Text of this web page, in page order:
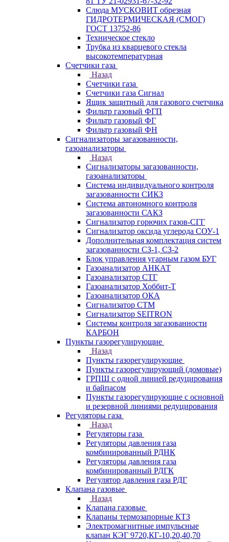
Слюда МУСКОВИТ обрезная
ГИДРОТЕРМИЧЕСКАЯ (СМОГ)
ГОСТ 13752-86
Техническое стекло
Трубка из кварцевого стекла
высокотемпературная
Счетчики газа
Назад
Счетчики газа
Счетчики газа Сигнал
Ящик защитный для газового счетчика
Фильтр газовый ФГП
Фильтр газовый ФГ
Фильтр газовый ФН
Сигнализаторы загазованности,
газоанализаторы
Назад
Сигнализаторы загазованности,
газоанализаторы
Система индивидуального контроля
загазованности СИКЗ
Система автономного контроля
загазованности САКЗ
Сигнализатор горючих газов-СГГ
Сигнализатор оксида углерода СОУ-1
Дополнительная комплектация систем
загазованности СЗ-1, СЗ-2
Блок управления угарным газом БУГ
Газоанализатор АНКАТ
Газоанализатор СТГ
Газоанализатор Хоббит-Т
Газоанализатор ОКА
Сигнализатор СТМ
Сигнализатор SEITRON
Системы контроля загазованности
КАРБОН
Пункты газорегулирующие
Назад
Пункты газорегулирующие
Пункты газорегулирующий (домовые)
ГРПШ с одной линией редуцирования
и байпасом
Пункты газорегулирующие с основной
и резервной линиями редуцирования
Регуляторы газа
Назад
Регуляторы газа
Регуляторы давления газа
комбинированный РДНК
Регуляторы давления газа
комбинированный РДГК
Регулятор давления газа РДГ
Клапана газовые
Назад
Клапана газовые
Клапаны термозапорные КТЗ
Электромагнитные импульсные
клапан КЭГ 9720,КГ-10,20,40,70